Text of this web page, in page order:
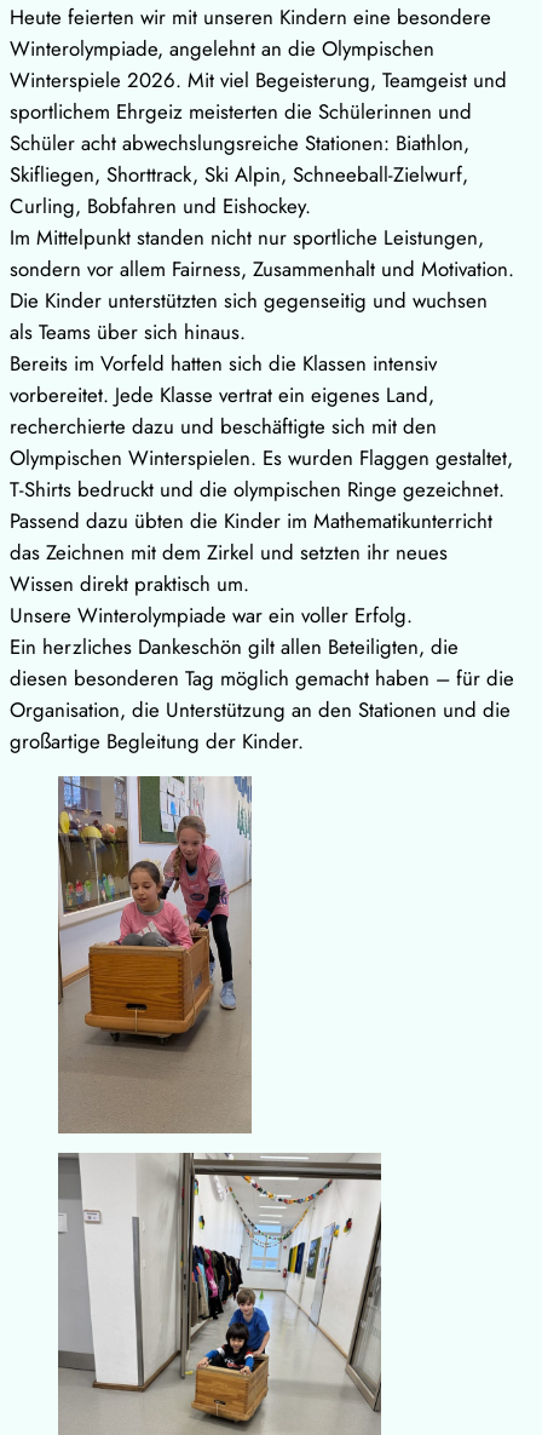
Heute feierten wir mit unseren Kindern eine besondere
Winterolympiade, angelehnt an die Olympischen
Winterspiele 2026. Mit viel Begeisterung, Teamgeist und
sportlichem Ehrgeiz meisterten die Schülerinnen und
Schüler acht abwechslungsreiche Stationen: Biathlon,
Skifliegen, Shorttrack, Ski Alpin, Schneeball-Zielwurf,
Curling, Bobfahren und Eishockey.
Im Mittelpunkt standen nicht nur sportliche Leistungen,
sondern vor allem Fairness, Zusammenhalt und Motivation.
Die Kinder unterstützten sich gegenseitig und wuchsen
als Teams über sich hinaus.
Bereits im Vorfeld hatten sich die Klassen intensiv
vorbereitet. Jede Klasse vertrat ein eigenes Land,
recherchierte dazu und beschäftigte sich mit den
Olympischen Winterspielen. Es wurden Flaggen gestaltet,
T-Shirts bedruckt und die olympischen Ringe gezeichnet.
Passend dazu übten die Kinder im Mathematikunterricht
das Zeichnen mit dem Zirkel und setzten ihr neues
Wissen direkt praktisch um.
Unsere Winterolympiade war ein voller Erfolg.
Ein herzliches Dankeschön gilt allen Beteiligten, die
diesen besonderen Tag möglich gemacht haben – für die
Organisation, die Unterstützung an den Stationen und die
großartige Begleitung der Kinder.